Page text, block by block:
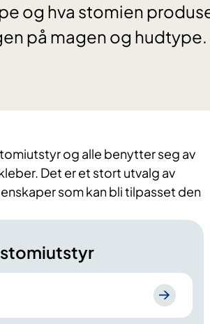
og hva stomien
på magen og hudtype.
og alle benytter seg av
Det er et stort utvalg av
som kan bli tilpasset den
stomiutstyr